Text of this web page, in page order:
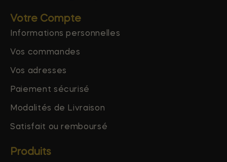
Votre Compte
Informations personnelles
Vos commandes
Vos adresses
Paiement sécurisé
Modalités de Livraison
Satisfait ou remboursé
Produits